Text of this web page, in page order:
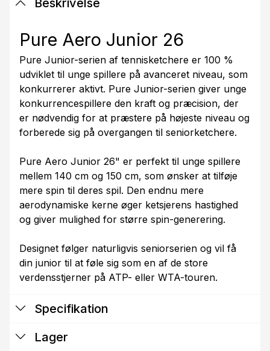
Pure Aero Junior 26
Pure Junior-serien af tennisketchere er 100 %
udviklet til unge spillere på avanceret niveau, som
konkurrerer aktivt. Pure Junior-serien giver unge
konkurrencespillere den kraft og præcision, der
er nødvendig for at præstere på højeste niveau og
forberede sig på overgangen til seniorketchere.
Pure Aero Junior 26" er perfekt til unge spillere
mellem 140 cm og 150 cm, som ønsker at tilføje
mere spin til deres spil. Den endnu mere
aerodynamiske kerne øger ketsjerens hastighed
og giver mulighed for større spin-generering.
Designet følger naturligvis seniorserien og vil få
din junior til at føle sig som en af de store
verdensstjerner på ATP- eller WTA-touren.
Specifikation
Lager